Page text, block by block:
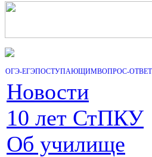
ОГЭ-ЕГЭПОСТУПАЮЩИМВОПРОС-ОТВЕТ
Новости
10 лет СтПКУ
Об училище